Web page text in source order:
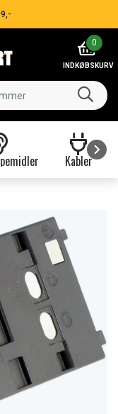
0
INDKØBSKURV
Kabler